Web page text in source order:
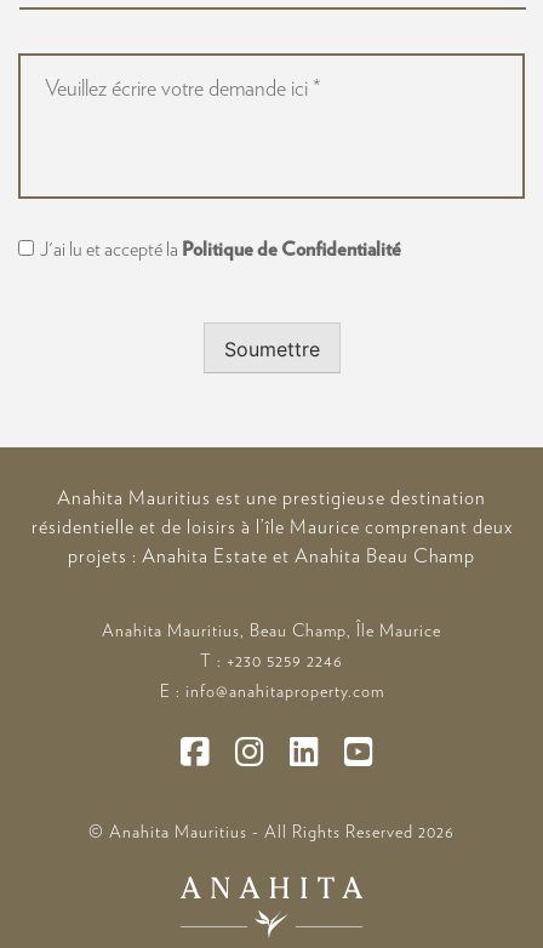
Consent
J'ai lu et accepté la Politique de Confidentialité
Soumettre
Anahita Mauritius est une prestigieuse destination
résidentielle et de loisirs à l’île Maurice comprenant deux
projets : Anahita Estate et Anahita Beau Champ
Anahita Mauritius, Beau Champ, Île Maurice
T : +230 5259 2246
E : info@anahitaproperty.com
© Anahita Mauritius - All Rights Reserved 2026